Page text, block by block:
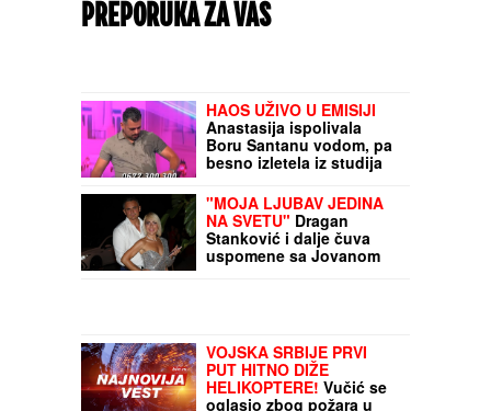
PREPORUKA ZA VAS
HAOS UŽIVO U EMISIJI
Anastasija ispolivala
Boru Santanu vodom, pa